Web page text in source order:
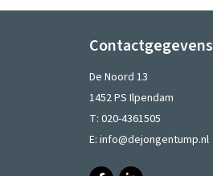
Contactgegevens
De Noord 13
1452 PS Ilpendam
T: 020-4361505
E: info@dejongentump.nl